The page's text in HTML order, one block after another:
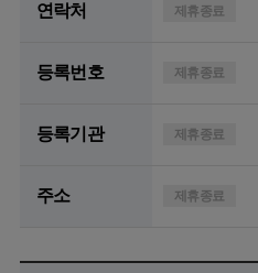
연락처 제휴종료
등록번호 제휴종료
등록기관 제휴종료
주소 제휴종료